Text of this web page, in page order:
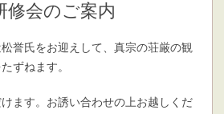
修会のご案内
誉氏をお迎えして、真宗の荘厳の観
ずねます。
ます。お誘い合わせの上お越しくだ